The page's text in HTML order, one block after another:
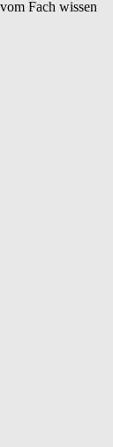
Fach wissen